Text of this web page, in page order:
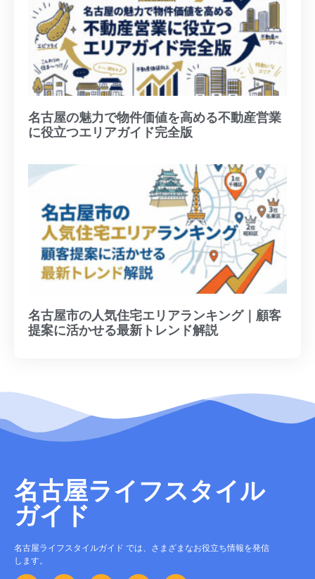
名古屋の魅力で物件価値を高める不動産営業
に役立つエリアガイド完全版
名古屋市の人気住宅エリアランキング｜顧客
提案に活かせる最新トレンド解説
名古屋ライフスタイル
ガイド
名古屋ライフスタイルガイド では、さまざまなお役立ち情報を発信
します。